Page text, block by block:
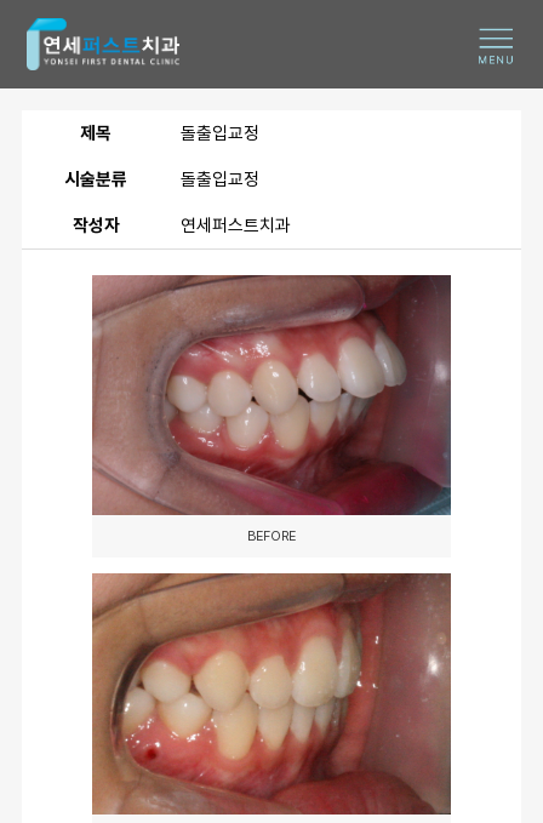
제목 돌출입교정
시술분류 돌출입교정
작성자 연세퍼스트치과
BEFORE